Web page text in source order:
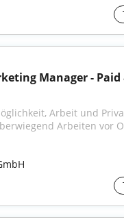
Manager -
Arbeit und
Arbeiten vor